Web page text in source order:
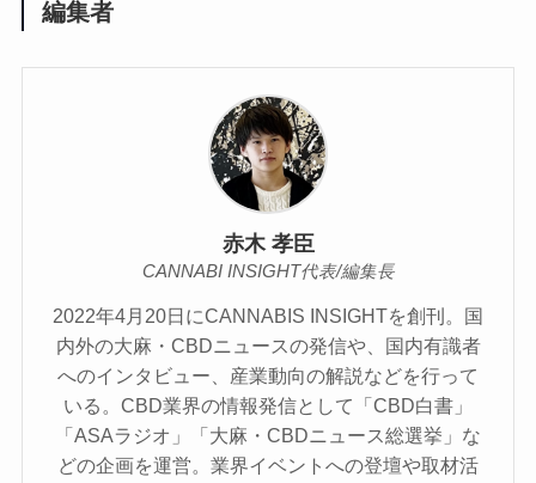
編集者
赤木 孝臣
CANNABI INSIGHT代表/編集長
2022年4月20日にCANNABIS INSIGHTを創刊。国
内外の大麻・CBDニュースの発信や、国内有識者
へのインタビュー、産業動向の解説などを行って
いる。CBD業界の情報発信として「CBD白書」
「ASAラジオ」「大麻・CBDニュース総選挙」な
どの企画を運営。業界イベントへの登壇や取材活